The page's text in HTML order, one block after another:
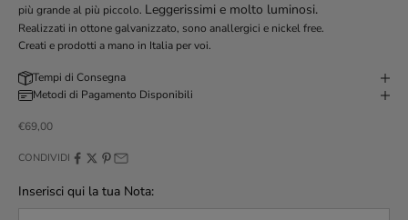
più grande al più piccolo. Leggerissimi e molto luminosi.
Realizzati in ottone galvanizzato, sono anallergici e nickel free.
Creati e prodotti a mano in Italia per voi.
Tempi di Consegna
Metodi di Pagamento Disponibili
Prezzo scontato
€69,00
CONDIVIDI
Inserisci qui la tua Nota: